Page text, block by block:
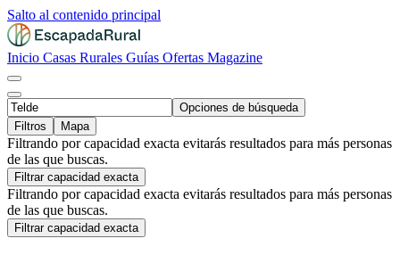
Salto al contenido principal
Inicio Casas Rurales Guías Ofertas Magazine
Opciones de búsqueda
Filtros
Mapa
Filtrando por capacidad exacta evitarás resultados para más personas
de las que buscas.
Filtrar capacidad exacta
Filtrando por capacidad exacta evitarás resultados para más personas
de las que buscas.
Filtrar capacidad exacta